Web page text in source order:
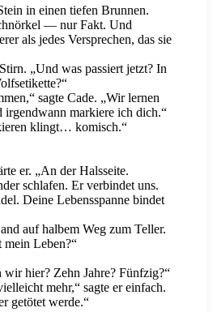
in einen tiefen Brunnen.
— nur Fakt. Und
als jedes Versprechen, das sie
„Und was passiert jetzt? In
sagte Cade. „Wir lernen
irgendwann markiere ich dich.“
klingt… komisch.“
er. „An der Halsseite.
schlafen. Er verbindet uns.
Deine Lebensspanne bindet
auf halbem Weg zum Teller.
mein Leben?“
wir hier? Zehn Jahre? Fünfzig?“
mehr,“ sagte er einfach.
getötet werde.“